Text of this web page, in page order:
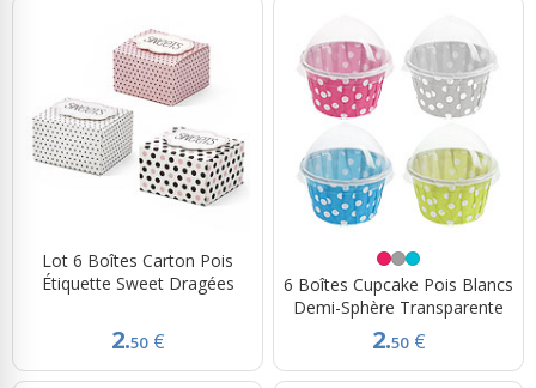
Lot 6 Boîtes Carton Pois
Étiquette Sweet Dragées
2.50 €
6 Boîtes Cupcake Pois Blancs
Demi-Sphère Transparente
2.50 €